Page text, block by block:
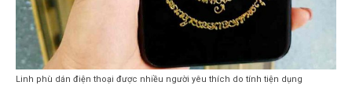
Linh phù dán điện thoại được nhiều người yêu thích do tính tiện dụng